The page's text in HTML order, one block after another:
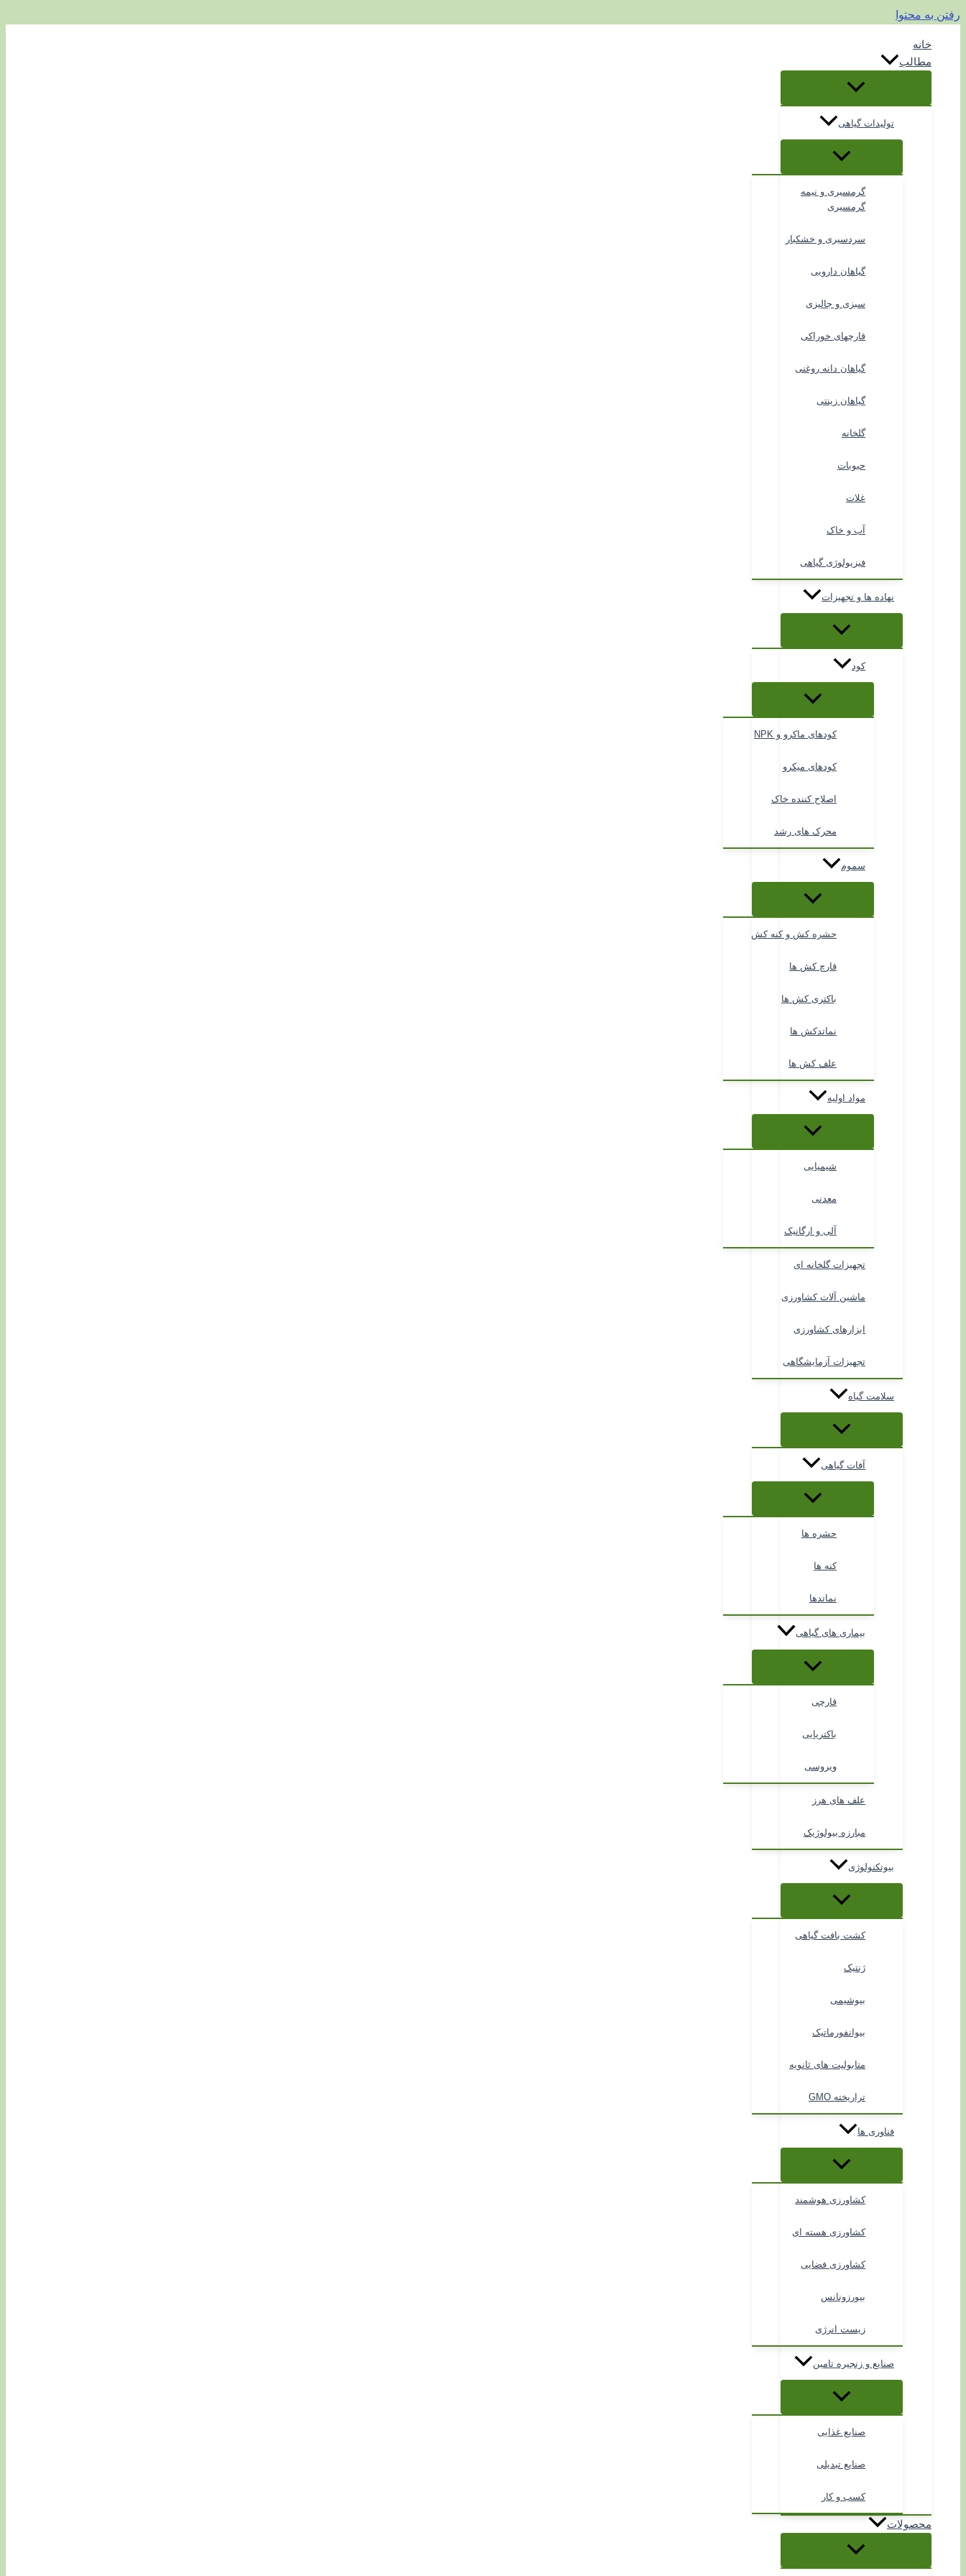
رفتن به محتوا
خانه
مطالب
تولیدات گیاهی
گرمسیری و نیمه
گرمسیری
سردسیری و خشکبار
گیاهان دارویی
سبزی و جالیزی
قارچهای خوراکی
گیاهان دانه روغنی
گیاهان زینتی
گلخانه
حبوبات
غلات
آب و خاک
فیزیولوژی گیاهی
نهاده ها و تجهیزات
کود
کودهای ماکرو و NPK
کودهای میکرو
اصلاح کننده خاک
محرک های رشد
سموم
حشره کش و کنه کش
قارچ کش ها
باکتری کش ها
نماتدکش ها
علف کش ها
مواد اولیه
شیمیایی
معدنی
آلی و ارگانیک
تجهیزات گلخانه ای
ماشین آلات کشاورزی
ابزارهای کشاورزی
تجهیزات آزمایشگاهی
سلامت گیاه
آفات گیاهی
حشره ها
کنه ها
نماتدها
بیماری های گیاهی
قارچی
باکتریایی
ویروسی
علف های هرز
مبارزه بیولوژیک
بیوتکنولوژی
کشت بافت گیاهی
ژنتیک
بیوشیمی
بیوانفورماتیک
متابولیت های ثانویه
تراریخته GMO
فناوری ها
کشاورزی هوشمند
کشاورزی هسته ای
کشاورزی فضایی
بیورزونانس
زیست انرژی
صنایع و زنجیره تامین
صنایع غذایی
صنایع تبدیلی
کسب و کار
محصولات